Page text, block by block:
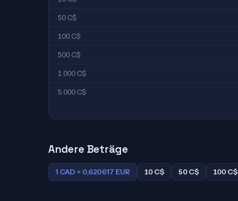
50 C$
100 C$
500 C$
1.000 C$
5.000 C$
Andere Beträge
1 CAD = 0,620617 EUR 10 C$ 50 C$ 100 C$